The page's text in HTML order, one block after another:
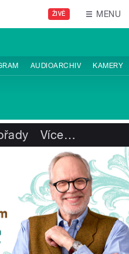
ŽIVĚ MENU
AUDIOARCHIV KAMERY
Více…